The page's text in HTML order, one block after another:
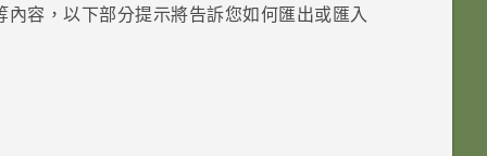
內容，以下部分提示將告訴您如何匯出或匯入